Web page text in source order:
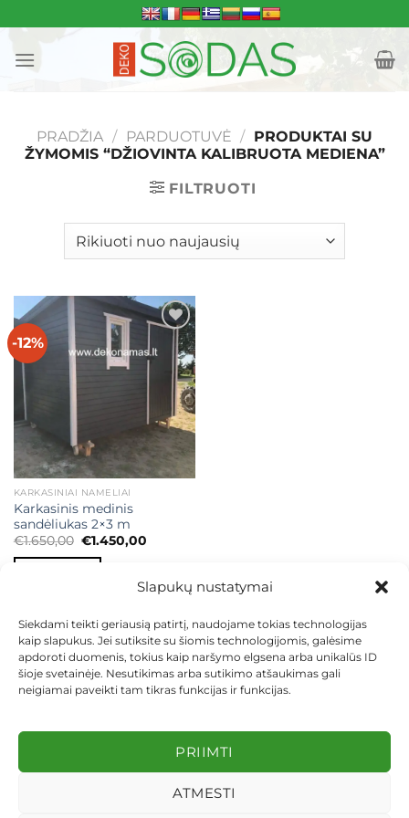
Slapukų nustatymai
Siekdami teikti geriausią patirtį, naudojame tokias technologijas
kaip slapukus. Jei sutiksite su šiomis technologijomis, galėsime
apdoroti duomenis, tokius kaip naršymo elgsena arba unikalūs ID
šioje svetainėje. Nesutikimas arba sutikimo atšaukimas gali
neigiamai paveikti tam tikras funkcijas ir funkcijas.
PRIIMTI
ATMESTI
to
content
PRADŽIA / PARDUOTUVĖ / PRODUKTAI SU
ŽYMOMIS “DŽIOVINTA KALIBRUOTA MEDIENA”
FILTRUOTI
-12% Mėgstamiausias
KARKASINIAI NAMELIAI
Karkasinis medinis
sandėliukas 2×3 m
€1.650,00 Original
was:
€1.450,00Current
KEITIMAS IR GRĄŽINIMAS
PRIVATUMO POLITIKA
Visos teisės saugomos 2026 ©dekosodas.lt